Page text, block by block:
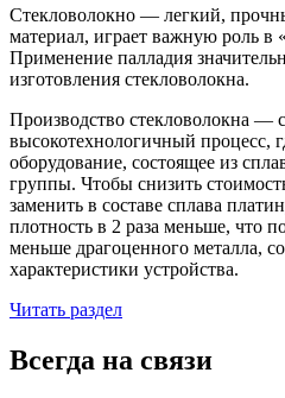
Стекловолокно — легкий,
материал, играет важную роль в
Применение палладия
изготовления стекловолокна.
Производство стекловолокна —
высокотехнологичный процесс,
оборудование, состоящее из
группы. Чтобы снизить
заменить в составе сплава
плотность в 2 раза меньше, что
меньше драгоценного металла,
характеристики устройства.
Читать раздел
Всегда на связи